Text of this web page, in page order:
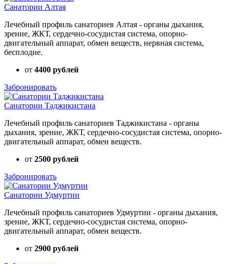
Санатории Алтая
Лечебный профиль санаториев Алтая - органы дыхания,
зрение, ЖКТ, сердечно-сосудистая система, опорно-
двигательный аппарат, обмен веществ, нервная система,
бесплодие.
от 4400 рублей
Забронировать
Санатории Таджикистана
Лечебный профиль санаториев Таджикистана - органы
дыхания, зрение, ЖКТ, сердечно-сосудистая система, опорно-
двигательный аппарат, обмен веществ.
от 2500 рублей
Забронировать
Санатории Удмуртии
Лечебный профиль санаториев Удмуртии - органы дыхания,
зрение, ЖКТ, сердечно-сосудистая система, опорно-
двигательный аппарат, обмен веществ.
от 2900 рублей